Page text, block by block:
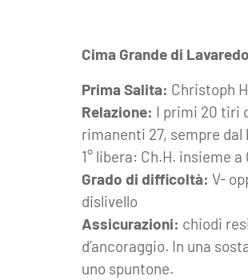
Cima Grande di
Prima Salita: Christoph
Relazione: I primi 20 tiri
rimanenti 27, sempre
1° libera: Ch.H. insieme a
Grado di difficoltà: V-
dislivello
Assicurazioni: chiodi
d’ancoraggio. In una
uno spuntone.